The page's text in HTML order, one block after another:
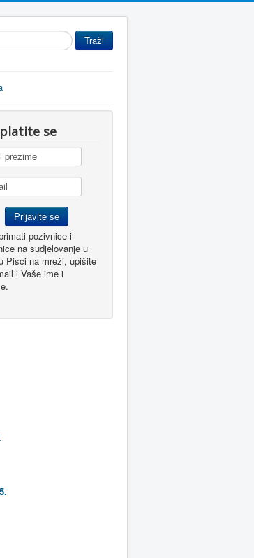
Traži
se
pozivnice i
na sudjelovanje u
Pisci na mreži, upišite
i Vaše ime i